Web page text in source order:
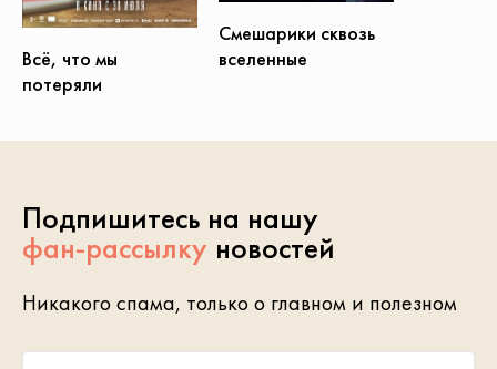
Смешарики сквозь
вселенные
Всё, что мы
потеряли
Подпишитесь на нашу
фан-рассылку новостей
Никакого спама, только о главном и полезном